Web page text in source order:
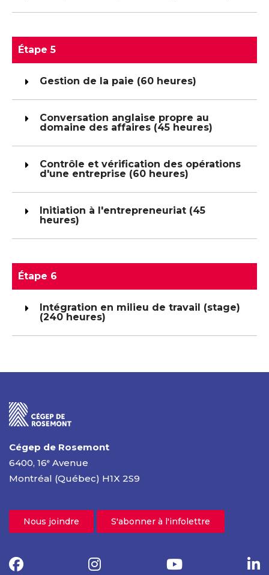
Étape 5
Gestion de la paie (60 heures)
Conversation anglaise propre au
domaine des affaires (45 heures)
Contrôle et vérification des opérations
d'une entreprise (60 heures)
Initiation à l'entrepreneuriat (45
heures)
Étape 6
Intégration en milieu de travail (stage)
(240 heures)
Cégep de Rosemont
6400, 16e Avenue
Montréal (Québec) H1X 2S9
Nous joindre S'abonner à l'infolettre